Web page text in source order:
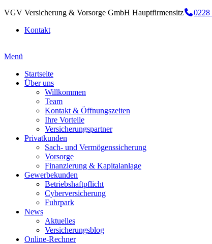
VGV Versicherung & Vorsorge GmbH Hauptfirmensitz 0228
Kontakt
Menü
Startseite
Über uns
Willkommen
Team
Kontakt & Öffnungszeiten
Ihre Vorteile
Versicherungspartner
Privatkunden
Sach- und Vermögenssicherung
Vorsorge
Finanzierung & Kapitalanlage
Gewerbekunden
Betriebshaftpflicht
Cyberversicherung
Fuhrpark
News
Aktuelles
Versicherungsblog
Online-Rechner